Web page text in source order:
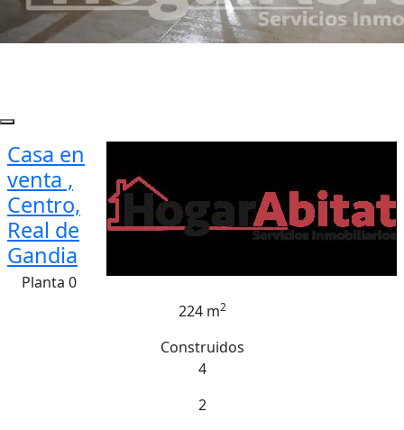
Casa en
venta ,
Centro,
Real de
Gandia
Planta 0
224 m2
Construidos
4
2